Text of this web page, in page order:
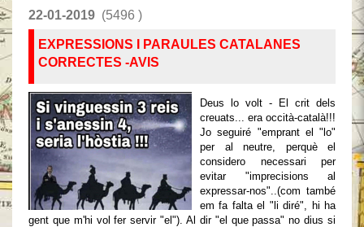
22-01-2019 (5496 )
EXPRESSIONS I PARAULES CATALANES
CORRECTES -AVIS
Deus lo volt - El crit dels
creuats... era occità-català!!!
Jo seguiré "emprant el "lo"
per al neutre, perquè el
considero necessari per
evitar "imprecisions al
expressar-nos"..(com també
em fa falta el "li diré", hi ha
gent que m'hi vol fer servir "el"). Al dir "el que passa" no dius si